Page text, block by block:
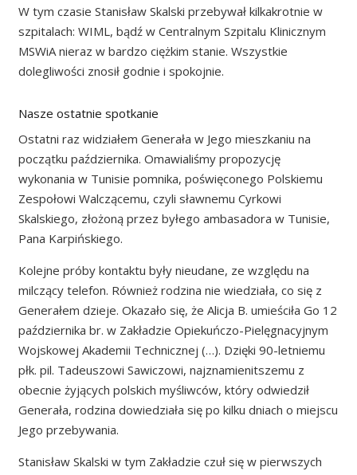
W tym czasie Stanisław Skalski przebywał kilkakrotnie w
szpitalach: WIML, bądź w Centralnym Szpitalu Klinicznym
MSWiA nieraz w bardzo ciężkim stanie. Wszystkie
dolegliwości znosił godnie i spokojnie.
Nasze ostatnie spotkanie
Ostatni raz widziałem Generała w Jego mieszkaniu na
początku października. Omawialiśmy propozycję
wykonania w Tunisie pomnika, poświęconego Polskiemu
Zespołowi Walczącemu, czyli sławnemu Cyrkowi
Skalskiego, złożoną przez byłego ambasadora w Tunisie,
Pana Karpińskiego.
Kolejne próby kontaktu były nieudane, ze względu na
milczący telefon. Również rodzina nie wiedziała, co się z
Generałem dzieje. Okazało się, że Alicja B. umieściła Go 12
października br. w Zakładzie Opiekuńczo-Pielęgnacyjnym
Wojskowej Akademii Technicznej (…). Dzięki 90-letniemu
płk. pil. Tadeuszowi Sawiczowi, najznamienitszemu z
obecnie żyjących polskich myśliwców, który odwiedził
Generała, rodzina dowiedziała się po kilku dniach o miejscu
Jego przebywania.
Stanisław Skalski w tym Zakładzie czuł się w pierwszych